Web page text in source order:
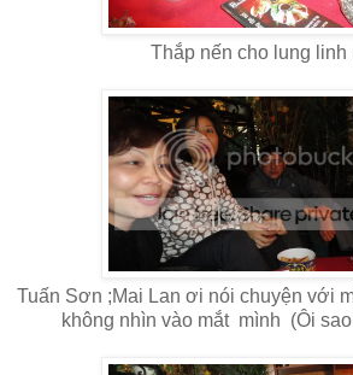
Thắp nến cho lung linh
Tuấn Sơn ;Mai Lan ơi nói chuyện với
không nhìn vào mắt mình (Ôi